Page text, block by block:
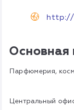
http://
Основная
Парфюмерия,
Центральный